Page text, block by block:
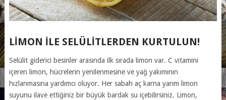
LIMON ILE SELÜLITLERDEN KURTULUN!
Selülit giderici besinler arasında ilk sırada limon var. C vitamini
içeren limon, hücrelerin yenilenmesine ve yağ yakımının
hızlanmasına yardımcı oluyor. Her sabah aç karna yarım limon
suyunu ilave ettiğiniz bir büyük bardak su içebilirsiniz. Limon,